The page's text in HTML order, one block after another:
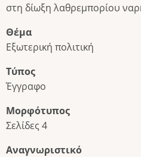
στη δίωξη λαθρεμπορίου
Θέμα
Εξωτερική πολιτική
Τύπος
Έγγραφο
Μορφότυπος
Σελίδες 4
Αναγνωριστικό